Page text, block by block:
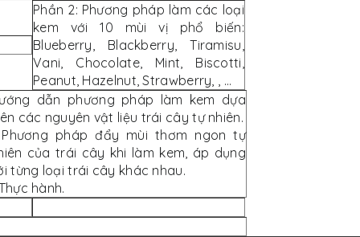
Phần 2: Phương pháp làm các loại
kem với 10 mùi vị phổ biến:
Blueberry, Blackberry, Tiramisu,
Vani, Chocolate, Mint, Biscotti,
Peanut, Hazelnut, Strawberry, , …
dẫn phương pháp làm kem dựa
các nguyên vật liệu trái cây tự nhiên.
pháp đẩy mùi thơm ngon tự
của trái cây khi làm kem, áp dụng
từng loại trái cây khác nhau.
hành.